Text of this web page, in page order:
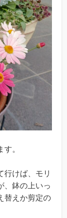
。
行けば、モリ
、鉢の上いっ
替えか剪定の